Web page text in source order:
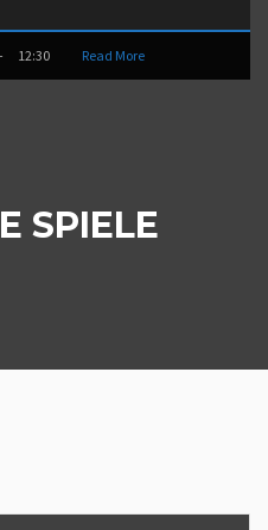
12:30 Read More
SPIELE